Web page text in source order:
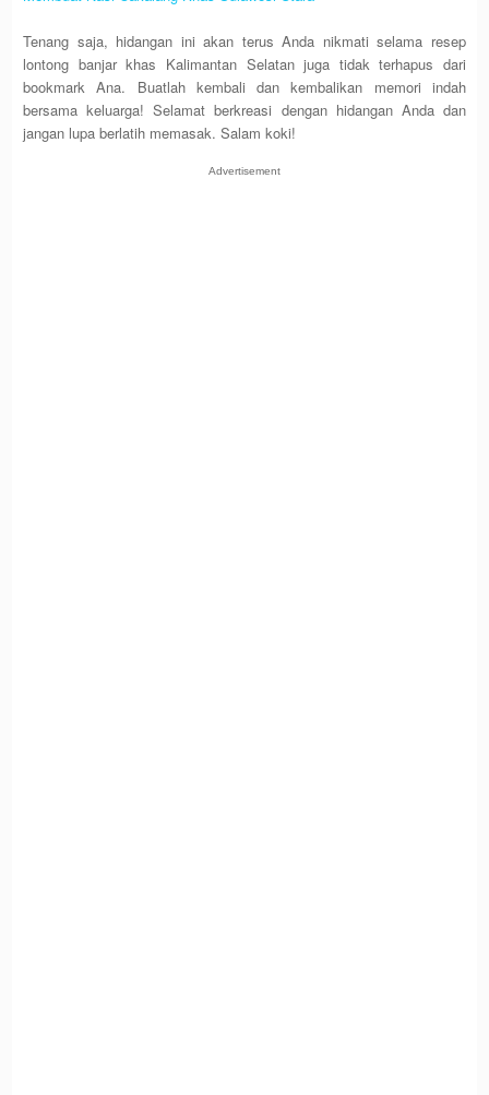
Tenang saja, hidangan ini akan terus Anda nikmati selama resep
lontong banjar khas Kalimantan Selatan juga tidak terhapus dari
bookmark Ana. Buatlah kembali dan kembalikan memori indah
bersama keluarga! Selamat berkreasi dengan hidangan Anda dan
jangan lupa berlatih memasak. Salam koki!
Advertisement